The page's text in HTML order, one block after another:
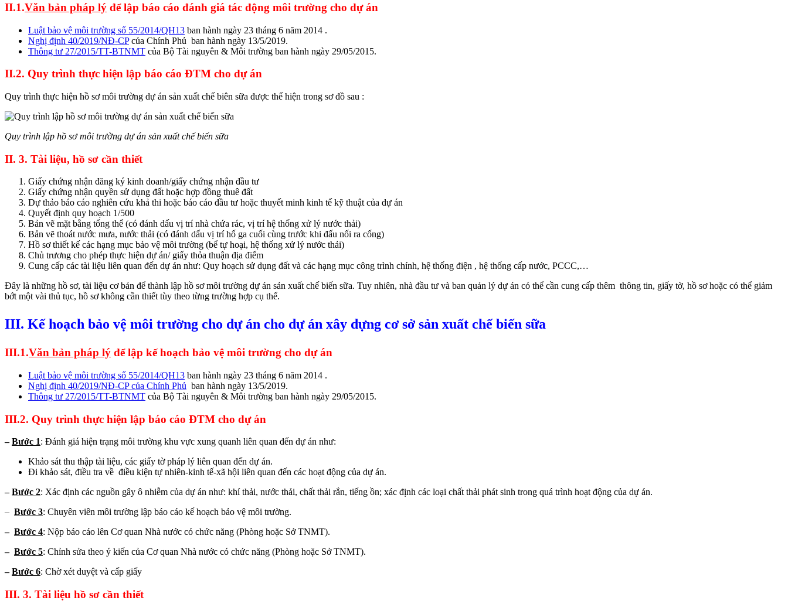
II.1.Văn bản pháp lý để lập báo cáo đánh giá tác động môi trường cho dự án
Luật bảo vệ môi trường số 55/2014/QH13 ban hành ngày 23 tháng 6 năm 2014 .
Nghị định 40/2019/NĐ-CPcủa Chính Phủ ban hành ngày 13/5/2019.
Thông tư 27/2015/TT-BTNMT của Bộ Tài nguyên & Môi trường ban hành ngày 29/05/2015.
II.2. Quy trình thực hiện lập báo cáo ĐTM cho dự án
Quy trình thực hiện hồ sơ môi trường dự án sản xuất chế biên sữa được thể hiện trong sơ đồ sau :
Quy trình lập hồ sơ môi trường dự án sản xuất chế biến sữa
II. 3. Tài liệu, hồ sơ cần thiết
Giấy chứng nhận đăng ký kinh doanh/giấy chứng nhận đầu tư
Giấy chứng nhận quyền sử dụng đất hoặc hợp đồng thuê đất
Dự thảo báo cáo nghiên cứu khả thi hoặc báo cáo đầu tư hoặc thuyết minh kinh tế kỹ thuật của dự án
Quyết định quy hoạch 1/500
Bản vẽ mặt bằng tổng thể (có đánh dấu vị trí nhà chứa rác, vị trí hệ thống xử lý nước thải)
Bản vẽ thoát nước mưa, nước thải (có đánh dấu vị trí hố ga cuối cùng trước khi đấu nối ra cống)
Hồ sơ thiết kế các hạng mục bảo vệ môi trường (bể tự hoại, hệ thống xử lý nước thải)
Chủ trương cho phép thực hiện dự án/ giấy thỏa thuận địa điểm
Cung cấp các tài liệu liên quan đến dự án như: Quy hoạch sử dụng đất và các hạng mục công trình chính, hệ thống điện , hệ thống cấp nước, PCCC,…
Đây là những hồ sơ, tài liệu cơ bản để thành lập hồ sơ môi trường dự án sản xuất chế biến sữa. Tuy nhiên, nhà đầu tư và ban quản lý dự án có thể cần cung cấp thêm thông tin, giấy tờ, hồ sơ hoặc có thể giảm
bớt một vài thủ tục, hồ sơ không cần thiết tùy theo từng trường hợp cụ thể.
III. Kế hoạch bảo vệ môi trường cho dự án cho dự án xây dựng cơ sở sản xuất chế biến sữa
III.1.Văn bản pháp lý để lập kế hoạch bảo vệ môi trường cho dự án
Luật bảo vệ môi trường số 55/2014/QH13 ban hành ngày 23 tháng 6 năm 2014 .
Nghị định 40/2019/NĐ-CPcủa Chính Phủ ban hành ngày 13/5/2019.
Thông tư 27/2015/TT-BTNMT của Bộ Tài nguyên & Môi trường ban hành ngày 29/05/2015.
III.2. Quy trình thực hiện lập báo cáo ĐTM cho dự án
– Bước 1: Đánh giá hiện trạng môi trường khu vực xung quanh liên quan đến dự án như:
Khảo sát thu thập tài liệu, các giấy tờ pháp lý liên quan đến dự án.
Đi khảo sát, điều tra về điều kiện tự nhiên-kinh tế-xã hội liên quan đến các hoạt động của dự án.
–Bước 2: Xác định các nguồn gây ô nhiễm của dự án như: khí thải, nước thải, chất thải rắn, tiếng ồn; xác định các loại chất thải phát sinh trong quá trình hoạt động của dự án.
– Bước 3: Chuyên viên môi trường lập báo cáo kế hoạch bảo vệ môi trường.
– Bước 4: Nộp báo cáo lên Cơ quan Nhà nước có chức năng (Phòng hoặc Sở TNMT).
– Bước 5: Chỉnh sửa theo ý kiến của Cơ quan Nhà nước có chức năng (Phòng hoặc Sở TNMT).
– Bước 6: Chờ xét duyệt và cấp giấy
III. 3. Tài liệu hồ sơ cần thiết